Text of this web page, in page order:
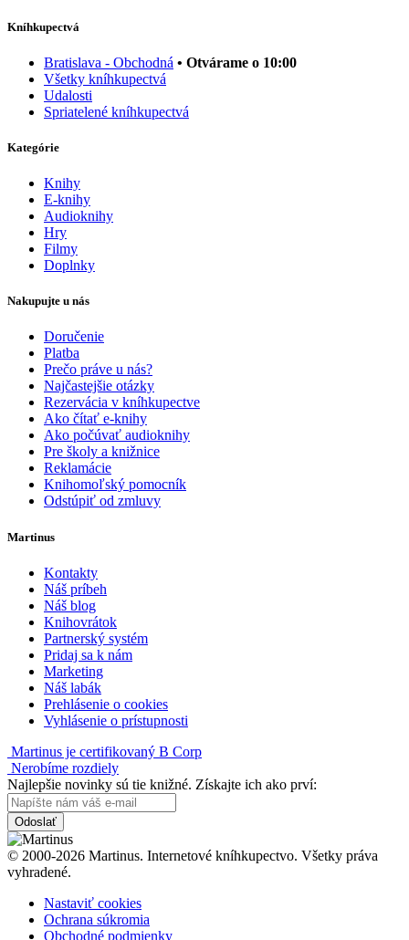
Kníhkupectvá
Bratislava - Obchodná • Otvárame o 10:00
Všetky kníhkupectvá
Udalosti
Spriatelené kníhkupectvá
Kategórie
Knihy
E-knihy
Audioknihy
Hry
Filmy
Doplnky
Nakupujte u nás
Doručenie
Platba
Prečo práve u nás?
Najčastejšie otázky
Rezervácia v kníhkupectve
Ako čítať e-knihy
Ako počúvať audioknihy
Pre školy a knižnice
Reklamácie
Knihomoľský pomocník
Odstúpiť od zmluvy
Martinus
Kontakty
Náš príbeh
Náš blog
Knihovrátok
Partnerský systém
Pridaj sa k nám
Marketing
Náš labák
Prehlásenie o cookies
Vyhlásenie o prístupnosti
Martinus je certifikovaný B Corp
Nerobíme rozdiely
Najlepšie novinky sú tie knižné. Získajte ich ako prví:
Odoslať
© 2000-2026 Martinus. Internetové kníhkupectvo. Všetky práva
vyhradené.
Nastaviť cookies
Ochrana súkromia
Obchodné podmienky